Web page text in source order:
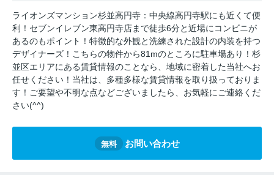
ライオンズマンション杉並高円寺：中央線高円寺駅にも近くて便
利！セブンイレブン東高円寺店まで徒歩6分と近場にコンビニが
あるのもポイント！特徴的な外観と洗練された設計の内装を持つ
デザイナーズ！こちらの物件から81mのところに駐車場あり！杉
並区エリアにある賃貸情報のことなら、地域に密着した当社へお
任せください！当社は、多種多様な賃貸情報を取り扱っておりま
す！ご要望や不明な点などございましたら、お気軽にご連絡くだ
さい(^^)
無料 お問い合わせ